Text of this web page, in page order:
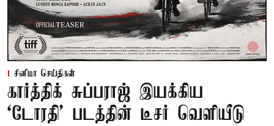
சினிமா செய்திகள்
கார்த்திக் சுப்பராஜ் இயக்கிய
`டோரதி' படத்தின் டீசர் வெளியீடு